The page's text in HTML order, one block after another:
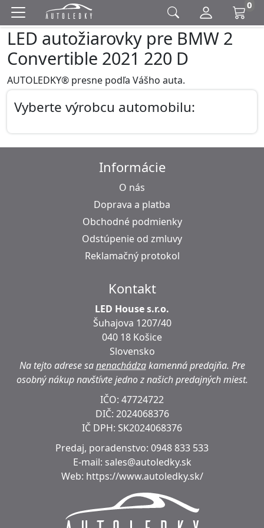
0
LED autožiarovky pre BMW 2
Convertible 2021 220 D
AUTOLEDKY® presne podľa Vášho auta.
Vyberte výrobcu automobilu:
Informácie
O nás
Doprava a platba
Obchodné podmienky
Odstúpenie od zmluvy
Reklamačný protokol
Kontakt
LED House s.r.o.
Šuhajova 1207/40
040 18 Košice
Slovensko
Na tejto adrese sanenachádzakamenná predajňa. Pre
osobný nákup navštívte jedno z našich predajných miest.
IČO: 47724722
DIČ: 2024068376
IČ DPH: SK2024068376
Predaj, poradenstvo: 0948 833 533
E-mail: sales@autoledky.sk
Web: https://www.autoledky.sk/